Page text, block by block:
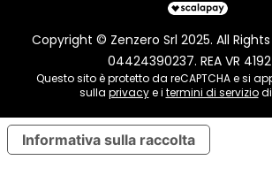
Copyright © Zenzero Srl 2025. All Rights
04424390237. REA VR
Questo sito è protetto da reCAPTCHA e si
sulla privacye i termini di serviziodi
Informativa sulla raccolta